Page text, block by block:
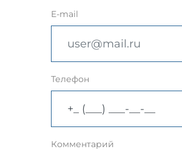
E-mail
Телефон
Комментарий